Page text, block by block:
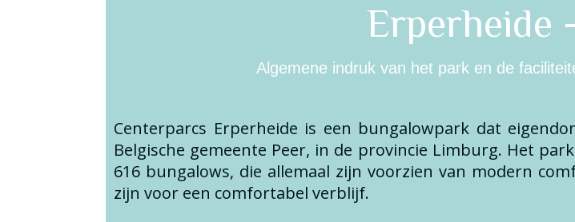
Erperheide
Algemene indruk van het park en de
Centerparcs Erperheide is een bungalowpark dat
Belgische gemeente Peer, in de provincie Limburg. Het
616 bungalows, die allemaal zijn voorzien van modern
zijn voor een comfortabel verblijf.